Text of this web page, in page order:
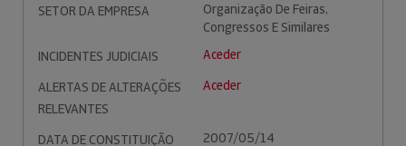
SETOR DA EMPRESA
Organização De Feiras,
Congressos E Similares
INCIDENTES JUDICIAIS
Aceder
ALERTAS DE ALTERAÇÕES
RELEVANTES
Aceder
DATA DE CONSTITUIÇÃO 2007/05/14